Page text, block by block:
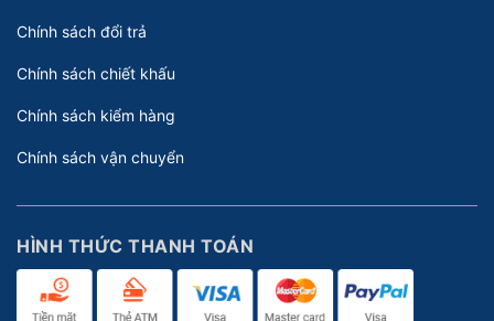
Chính sách đổi trả
Chính sách chiết khấu
Chính sách kiểm hàng
Chính sách vận chuyển
HÌNH THỨC THANH TOÁN